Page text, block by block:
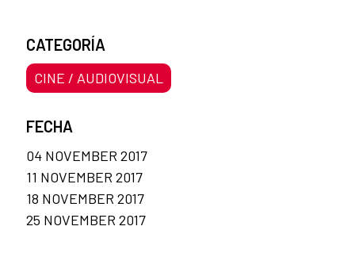
CATEGORÍA
CINE / AUDIOVISUAL
FECHA
04 NOVEMBER 2017
11 NOVEMBER 2017
18 NOVEMBER 2017
25 NOVEMBER 2017